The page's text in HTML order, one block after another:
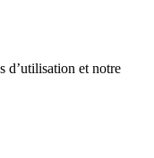
d’utilisation et notre